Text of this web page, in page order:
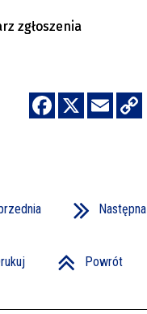
zgłoszenia
Następna
Powrót